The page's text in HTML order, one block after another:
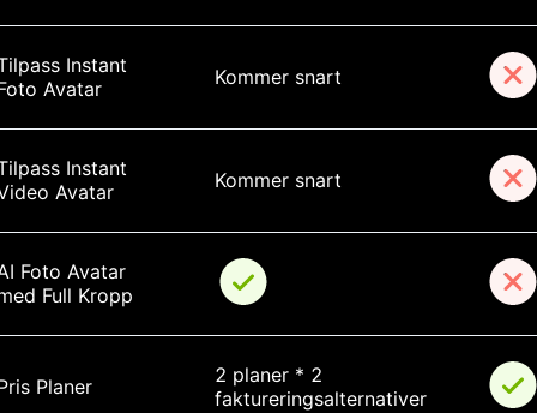
Instant
Avatar
Kommer snart
Instant
Avatar
Kommer snart
Foto Avatar
Full Kropp
Planer
2 planer * 2
faktureringsalternativer